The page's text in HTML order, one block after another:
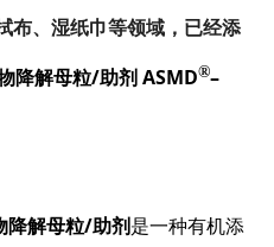
布、湿纸巾等领域 ，已经添
降解母粒/助剂ASMD®–
降解母粒/助剂是一种有机添